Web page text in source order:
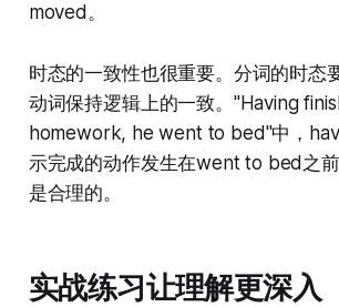
moved。
时态的一致性也很重要。分词的时态
动词保持逻辑上的一致。"Having
homework, he went to bed"中，
示完成的动作发生在went to bed之
是合理的。
实战练习让理解更深入